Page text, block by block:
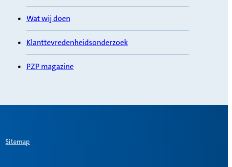
Wat wij doen
Klanttevredenheidsonderzoek
PZP magazine
Sitemap